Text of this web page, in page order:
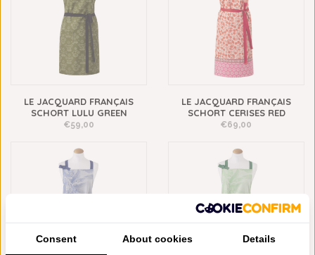
LE JACQUARD FRANÇAIS
SCHORT LULU GREEN
€59,00
LE JACQUARD FRANÇAIS
SCHORT CERISES RED
€69,00
Consent About cookies Details